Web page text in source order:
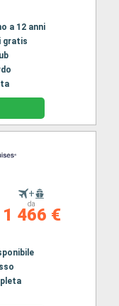
a 12 anni
gratis
+
da
1 466 €